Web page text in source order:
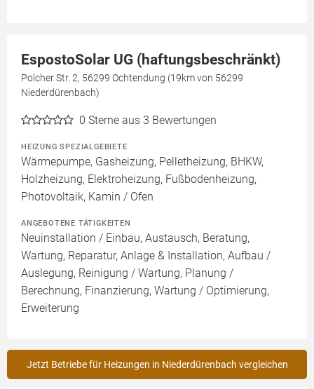
EspostoSolar UG (haftungsbeschränkt)
Polcher Str. 2, 56299 Ochtendung (19km von 56299
Niederdürenbach)
0 Sterne aus 3 Bewertungen
HEIZUNG SPEZIALGEBIETE
Wärmepumpe, Gasheizung, Pelletheizung, BHKW,
Holzheizung, Elektroheizung, Fußbodenheizung,
Photovoltaik, Kamin / Ofen
ANGEBOTENE TÄTIGKEITEN
Neuinstallation / Einbau, Austausch, Beratung,
Wartung, Reparatur, Anlage & Installation, Aufbau /
Auslegung, Reinigung / Wartung, Planung /
Berechnung, Finanzierung, Wartung / Optimierung,
Erweiterung
Jetzt Betriebe für Heizungen in Niederdürenbach vergleichen